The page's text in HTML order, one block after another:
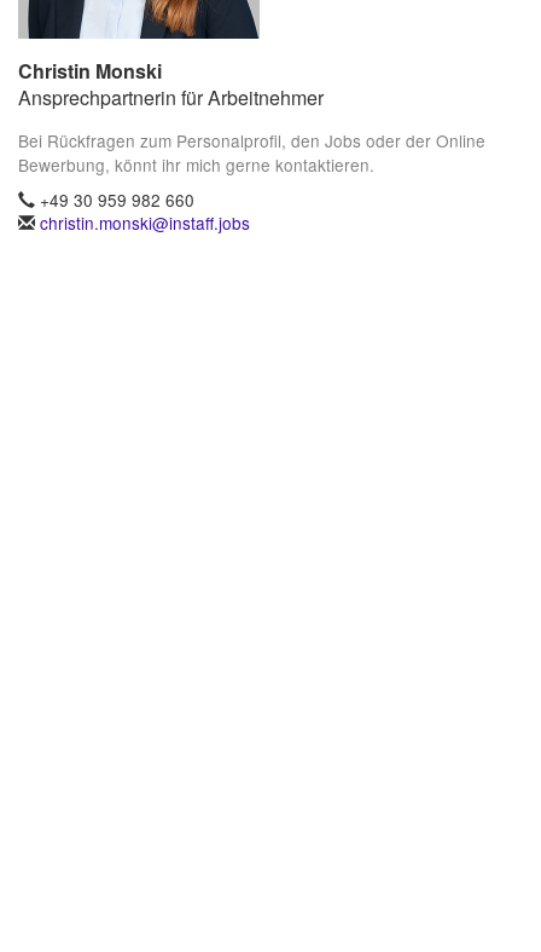
Christin Monski
Ansprechpartnerin für Arbeitnehmer
Bei Rückfragen zum Personalprofil, den Jobs oder der Online
Bewerbung, könnt ihr mich gerne kontaktieren.
+49 30 959 982 660
christin.monski@instaff.jobs